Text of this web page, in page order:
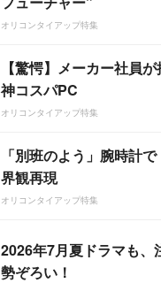
オリコンタイアップ特集
【驚愕】メーカー社員
神コスパPC
オリコンタイアップ特集
「別班のよう」腕時計
界観再現
オリコンタイアップ特集
2026年7月夏ドラマも、
勢ぞろい！